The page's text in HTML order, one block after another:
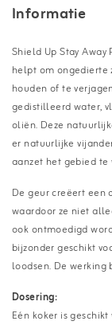
Informatie
Shield Up Stay
helpt om ongedierte
houden of te
gedistilleerd water,
oliën. Deze
er natuurlijke
aanzet het gebied te
De geur creëert een
waardoor ze niet
ook ontmoedigd
bijzonder geschikt
loodsen. De
Dosering:
Eén koker is